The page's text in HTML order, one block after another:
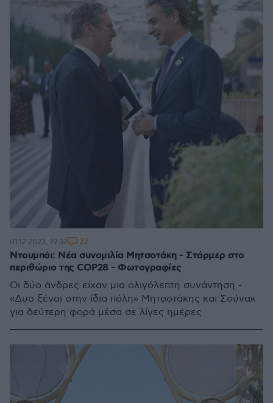
Ντουμπάι: Νέα συνομιλία Μητσοτάκη - Στάρμερ στο
περιθώριο της COP28 - Φωτογραφίες
Οι δύο άνδρες είχαν μια ολιγόλεπτη συνάντηση -
«Δυο ξένοι στην ίδια πόλη» Μητσοτάκης και Σούνακ
για δεύτερη φορά μέσα σε λίγες ημέρες
01.12.2023, 19:32 22